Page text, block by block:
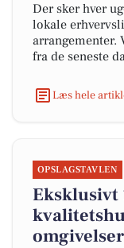
Der sker hver
lokale
arrangementer.
fra de seneste
Læs hele
OPSLAGSTAVLEN
Eksklusivt